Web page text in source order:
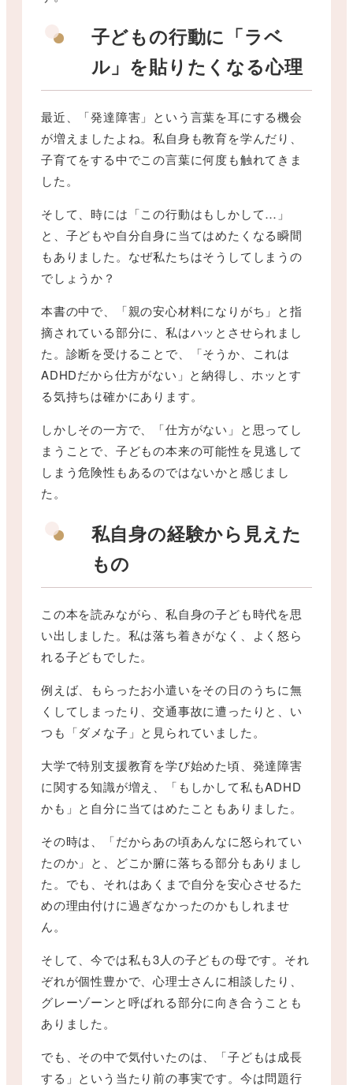
子どもの行動に「ラベ
ル」を貼りたくなる心理
最近、「発達障害」という言葉を耳にする機会
が増えましたよね。私自身も教育を学んだり、
子育てをする中でこの言葉に何度も触れてきま
した。
そして、時には「この行動はもしかして…」
と、子どもや自分自身に当てはめたくなる瞬間
もありました。なぜ私たちはそうしてしまうの
でしょうか？
本書の中で、「親の安心材料になりがち」と指
摘されている部分に、私はハッとさせられまし
た。診断を受けることで、「そうか、これは
ADHDだから仕方がない」と納得し、ホッとす
る気持ちは確かにあります。
しかしその一方で、「仕方がない」と思ってし
まうことで、子どもの本来の可能性を見逃して
しまう危険性もあるのではないかと感じまし
た。
私自身の経験から見えた
もの
この本を読みながら、私自身の子ども時代を思
い出しました。私は落ち着きがなく、よく怒ら
れる子どもでした。
例えば、もらったお小遣いをその日のうちに無
くしてしまったり、交通事故に遭ったりと、い
つも「ダメな子」と見られていました。
大学で特別支援教育を学び始めた頃、発達障害
に関する知識が増え、「もしかして私もADHD
かも」と自分に当てはめたこともありました。
その時は、「だからあの頃あんなに怒られてい
たのか」と、どこか腑に落ちる部分もありまし
た。でも、それはあくまで自分を安心させるた
めの理由付けに過ぎなかったのかもしれませ
ん。
そして、今では私も3人の子どもの母です。それ
ぞれが個性豊かで、心理士さんに相談したり、
グレーゾーンと呼ばれる部分に向き合うことも
ありました。
でも、その中で気付いたのは、「子どもは成長
する」という当たり前の事実です。今は問題行